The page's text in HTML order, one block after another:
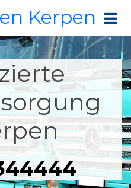
Kerpen